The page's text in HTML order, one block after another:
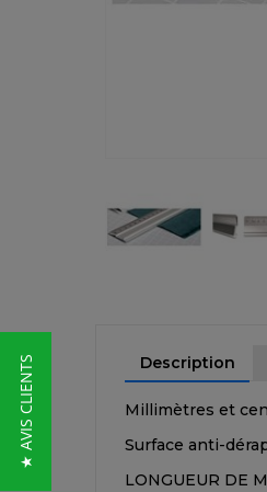
Description
Millimètres et
Surface anti-
LONGUEUR DE
★ AVIS CLIENTS